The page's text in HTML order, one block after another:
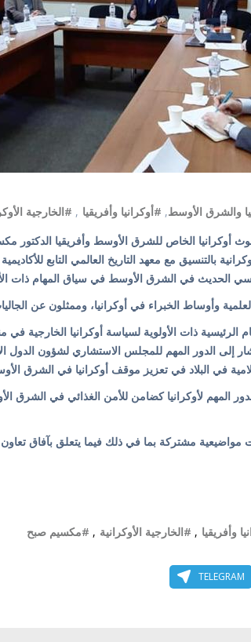
والشرق الأوسط, #أوكرانيا وأفريقيا , #الخارجية
بالتنسيق مع معهد التاريخ العالمي التابع
الحديث في الشرق الأوسط في سياق المهام ذات
وأوساط الخبراء في أوكرانيا، وممثلون عن
الرئيسية ذات الأولوية لسياسة أوكرانيا الخارجية
إلى الدور المهم للمجلس الاستشاري لشؤون الدول
في البلاد في تعزيز موقف أوكرانيا في الشرق
المهم لأوكرانيا كضامن للأمن الغذائي في الشرق
مشتركة بما في ذلك فيما يتعلق بآفاق تعاون
وأفريقيا , #الخارجية الأوكرانية , #مكسيم صبح
TELEGRAM